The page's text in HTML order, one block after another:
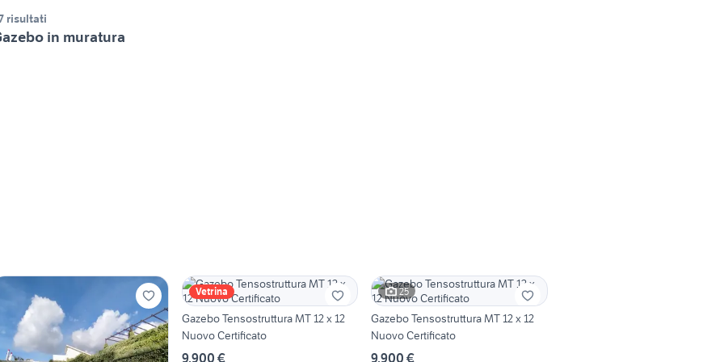
risultati
in muratura
Vetrina
Gazebo Tensostruttura MT 12 x 12
Nuovo Certificato
9.900 €
25
Gazebo Tensostruttura MT 12 x 12
Nuovo Certificato
9.900 €